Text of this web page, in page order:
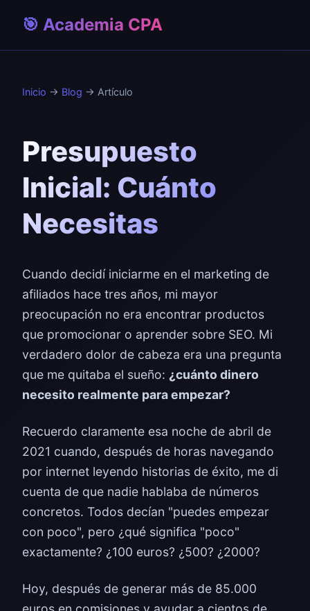
🎯 Academia CPA
Inicio → Blog → Artículo
Presupuesto
Inicial: Cuánto
Necesitas
Cuando decidí iniciarme en el marketing de
afiliados hace tres años, mi mayor
preocupación no era encontrar productos
que promocionar o aprender sobre SEO. Mi
verdadero dolor de cabeza era una pregunta
que me quitaba el sueño: ¿cuánto dinero
necesito realmente para empezar?
Recuerdo claramente esa noche de abril de
2021 cuando, después de horas navegando
por internet leyendo historias de éxito, me di
cuenta de que nadie hablaba de números
concretos. Todos decían "puedes empezar
con poco", pero ¿qué significa "poco"
exactamente? ¿100 euros? ¿500? ¿2000?
Hoy, después de generar más de 85.000